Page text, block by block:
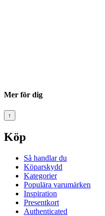
Mer för dig
↑
Köp
Så handlar du
Köparskydd
Kategorier
Populära varumärken
Inspiration
Presentkort
Authenticated